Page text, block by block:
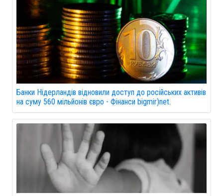
Банки Нідерландів відновили доступ до російських активів
на суму 560 мільйонів євро - Фінанси bigmir)net.